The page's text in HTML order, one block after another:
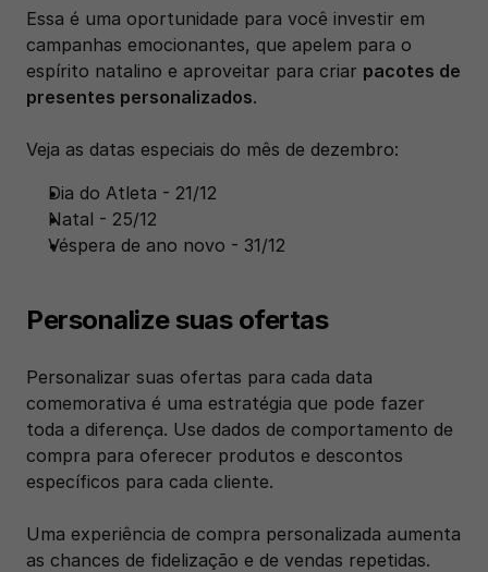
Essa é uma oportunidade para você investir em
campanhas emocionantes, que apelem para o
espírito natalino e aproveitar para criar pacotes de
presentes personalizados.
Veja as datas especiais do mês de dezembro:
Dia do Atleta - 21/12
Natal - 25/12
Véspera de ano novo - 31/12
Personalize suas ofertas
Personalizar suas ofertas para cada data
comemorativa é uma estratégia que pode fazer
toda a diferença. Use dados de comportamento de
compra para oferecer produtos e descontos
específicos para cada cliente.
Uma experiência de compra personalizada aumenta
as chances de fidelização e de vendas repetidas.